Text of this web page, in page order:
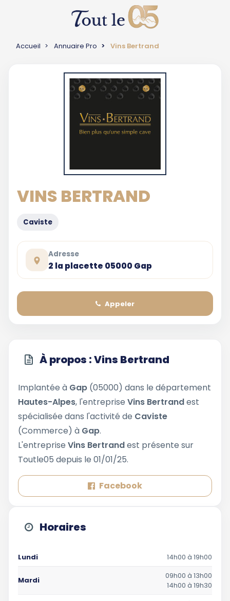
Accueil Annuaire Pro Vins Bertrand
VINS BERTRAND
Caviste
Adresse
2 la placette 05000 Gap
Appeler
À propos : Vins Bertrand
Implantée à Gap (05000) dans le département
Hautes-Alpes, l'entreprise Vins Bertrandest
spécialisée dans l'activité de Caviste
(Commerce) à Gap.
L'entreprise Vins Bertrandest présente sur
Toutle05 depuis le 01/01/25.
Facebook
Horaires
Lundi 14h00 à 19h00
Mardi
09h00 à 13h00
14h00 à 19h30